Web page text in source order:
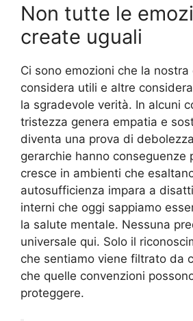
Non tutte le
create uguali
Ci sono emozioni che la nostra
considera utili e altre
la sgradevole verità. In alcuni
tristezza genera empatia e
diventa una prova di
gerarchie hanno conseguenze
cresce in ambienti che
autosufficienza impara a
interni che oggi sappiamo
la salute mentale. Nessuna
universale qui. Solo il
che sentiamo viene filtrato da
che quelle convenzioni
proteggere.